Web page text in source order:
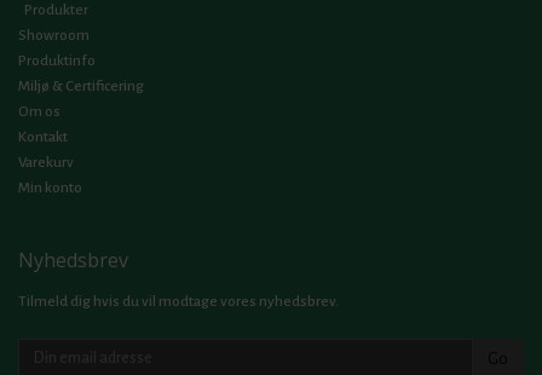
Produkter
Showroom
Produktinfo
Miljø & Certificering
Om os
Kontakt
Varekurv
Min konto
Nyhedsbrev
Tilmeld dig hvis du vil modtage vores nyhedsbrev.